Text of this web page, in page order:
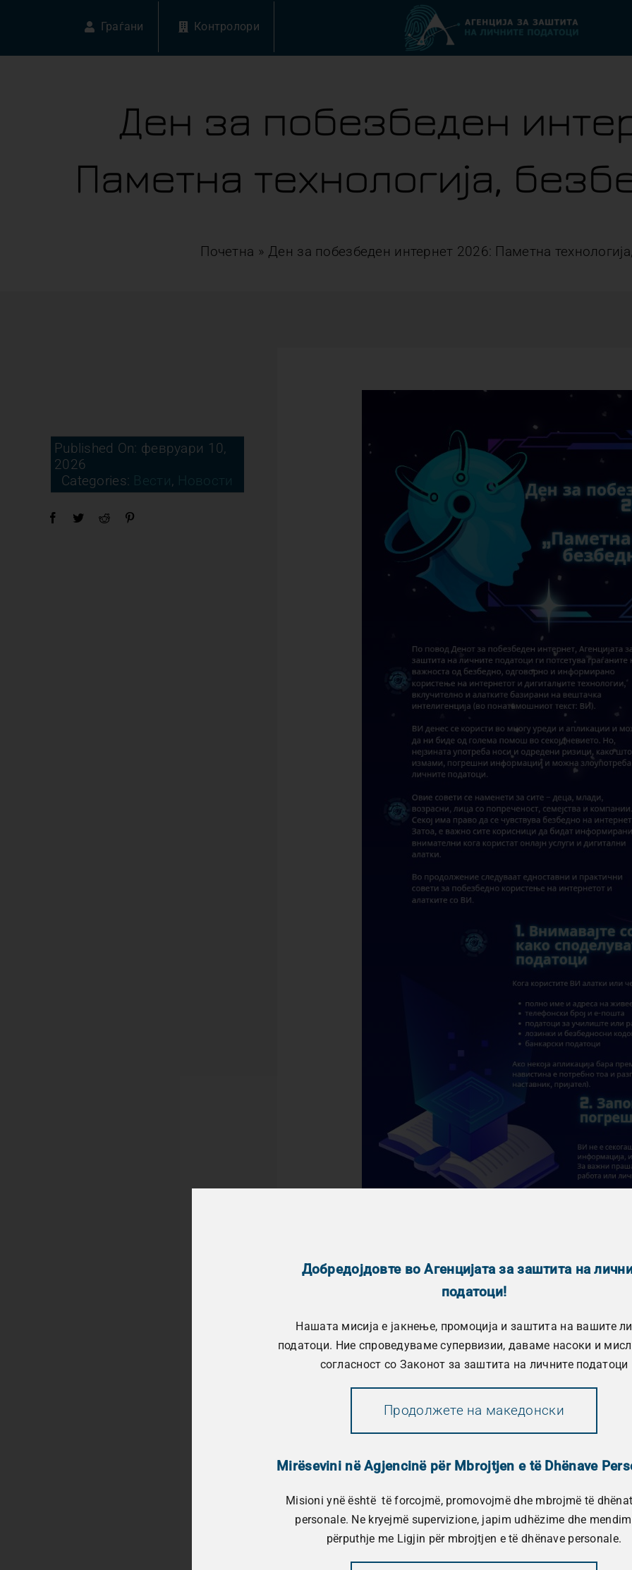
content
Граѓани Контролори
Ден за побезбеден
Паметна технологија,
Почетна » Ден за побезбеден интернет 2026: Паметна
Published On: февруари 10,
2026
Categories: Вести, Новости
По повод одбележувањето на Денот за
Добредојдовте во Агенцијата за заштита на
податоци!
Нашата мисија е јакнење, промоција и заштита на вашите
податоци. Ние спроведуваме супервизии, даваме насоки и
согласност со Законот за заштита на личните податоци
Продолжете на македонски
Mirësevini në Agjencinë për Mbrojtjen e të Dhënave
Misioni ynë është të forcojmë, promovojmë dhe mbrojmë të
personale. Ne kryejmë supervizione, japim udhëzime dhe
përputhje me Ligjin për mbrojtjen e të dhënave personale.